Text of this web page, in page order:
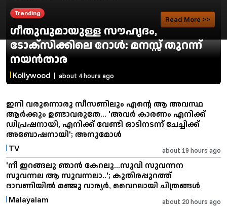
Read More >>
Trending
ഗീതുവുമായുള്ള സൗഹൃദം,
ടോക്സിക്കിലെ റോൾ: മനസ്സ് തുറന്ന്
നയൻതാര
Kollywood |about 4 hours ago
ഇനി വരുന്നൊരു സീസണിലും എന്റെ ആ അവസ്ഥ
ആർക്കും ഉണ്ടാവരുതേ... 'അവർ കാരണം എനിക്ക്
ഡിപ്രഷനായി, എനിക്ക് വേണ്ടി ഓടിനടന്ന് ചേച്ചിക്ക്
അബോഷനായി'; അനുമോൾ
about 19 hours ago
TV
'നീ ഇറങ്ങലു ഞാൻ കേറലു...സുവി സുവന്നന
സുവന്നല ആ സുവന്നലാ..'; കുതിരപ്പുറത്ത്
ദാവണിയിൽ മഞ്ജു വാര്യർ, വൈറലായി ചിത്രങ്ങൾ
about 20 hours ago
Malayalam